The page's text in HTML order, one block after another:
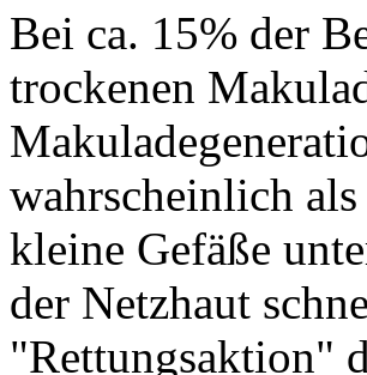
Bei ca. 15% der
trockenen
wahrscheinlich
kleine Gefäße
der Netzhaut
"Rettungsaktion"